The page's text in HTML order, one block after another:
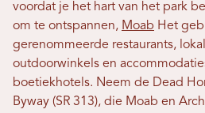
voordat je het hart van het park
om te ontspannen, Moab Het
gerenommeerde restaurants,
outdoorwinkels en
boetiekhotels. Neem de Dead
Byway (SR 313), die Moab en